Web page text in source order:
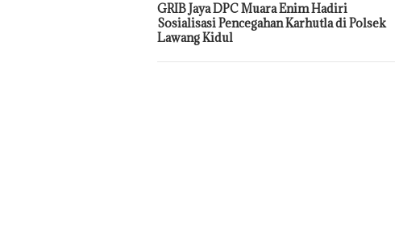
GRIB Jaya DPC Muara Enim Hadiri
Sosialisasi Pencegahan Karhutla di Polsek
Lawang Kidul